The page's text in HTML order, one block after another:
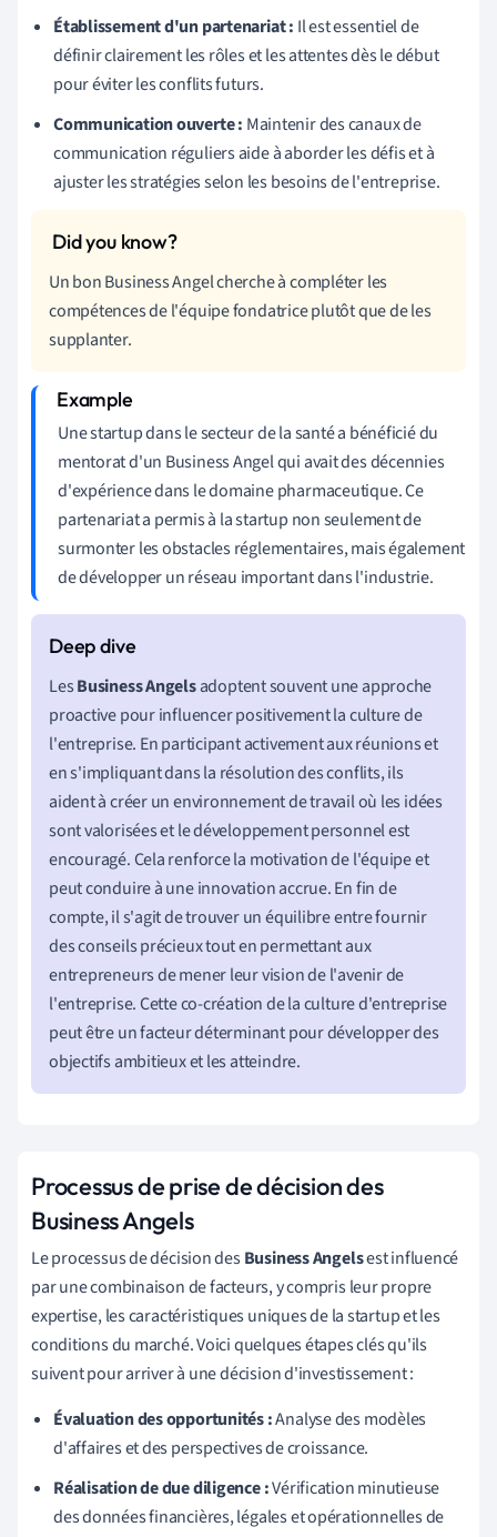
Établissement d'un partenariat : Il est essentiel de
définir clairement les rôles et les attentes dès le début
pour éviter les conflits futurs.
Communication ouverte : Maintenir des canaux de
communication réguliers aide à aborder les défis et à
ajuster les stratégies selon les besoins de l'entreprise.
Un bon Business Angel cherche à compléter les
compétences de l'équipe fondatrice plutôt que de les
supplanter.
Une startup dans le secteur de la santé a bénéficié du
mentorat d'un Business Angel qui avait des décennies
d'expérience dans le domaine pharmaceutique. Ce
partenariat a permis à la startup non seulement de
surmonter les obstacles réglementaires, mais également
de développer un réseau important dans l'industrie.
LesBusiness Angelsadoptent souvent une approche
proactive pour influencer positivement la culture de
l'entreprise. En participant activement aux réunions et
en s'impliquant dans la résolution des conflits, ils
aident à créer un environnement de travail où les idées
sont valorisées et le développement personnel est
encouragé. Cela renforce la motivation de l'équipe et
peut conduire à une innovation accrue. En fin de
compte, il s'agit de trouver un équilibre entre fournir
des conseils précieux tout en permettant aux
entrepreneurs de mener leur vision de l'avenir de
l'entreprise. Cette co-création de la culture d'entreprise
peut être un facteur déterminant pour développer des
objectifs ambitieux et les atteindre.
Processus de prise de décision des
Business Angels
Le processus de décision desBusiness Angelsest influencé
par une combinaison de facteurs, y compris leur propre
expertise, les caractéristiques uniques de la startup et les
conditions du marché. Voici quelques étapes clés qu'ils
suivent pour arriver à une décision d'investissement :
Évaluation des opportunités :Analyse des modèles
d'affaires et des perspectives de croissance.
Réalisation de due diligence :Vérification minutieuse
des données financières, légales et opérationnelles de